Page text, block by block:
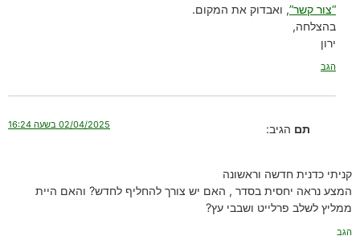
“צור קשר”, ואבדוק את המקום.
בהצלחה,
ירון
הגב
תם הגיב: 02/04/2025 בשעה 16:24
קניתי כדנית חדשה וראשונה
המצע נראה יחסית בסדר , האם יש צורך להחליף לחדש? והאם היית
ממליץ לשלב פרלייט ושבבי עץ?
הגב